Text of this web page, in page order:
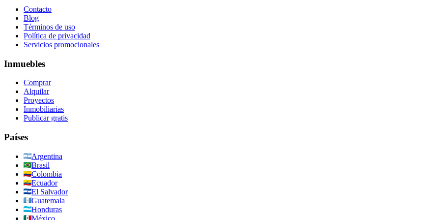
Contacto
Blog
Términos de uso
Política de privacidad
Servicios promocionales
Inmuebles
Comprar
Alquilar
Proyectos
Inmobiliarias
Publicar gratis
Países
Argentina
Brasil
Colombia
Ecuador
El Salvador
Guatemala
Honduras
México